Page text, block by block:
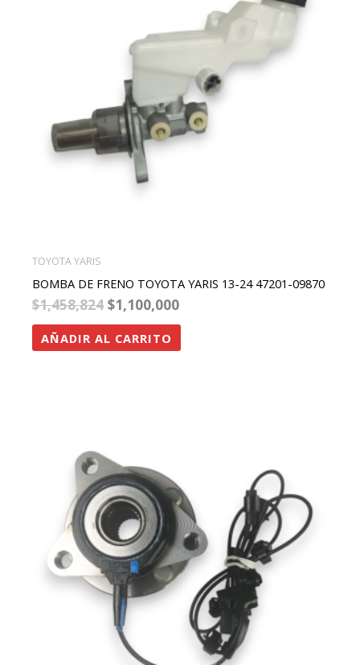
TOYOTA YARIS
BOMBA DE FRENO TOYOTA YARIS 13-24 47201-09870
$1,458,824 $1,100,000
AÑADIR AL CARRITO